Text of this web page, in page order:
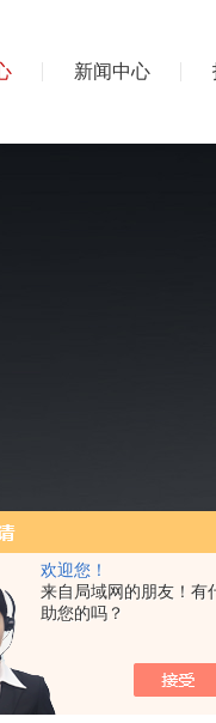
欢迎您！
来自局域网的朋友！有
助您的吗？
新闻中心
置： 产品中心